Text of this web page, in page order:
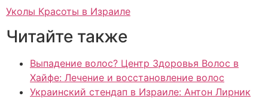
Уколы Красоты в Израиле
Читайте также
Выпадение волос? Центр Здоровья Волос в
Хайфе: Лечение и восстановление волос
Украинский стендап в Израиле: Антон Лирник